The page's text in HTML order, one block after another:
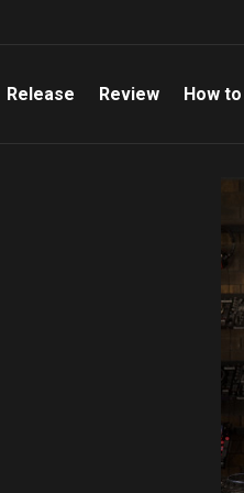
Release Review How to